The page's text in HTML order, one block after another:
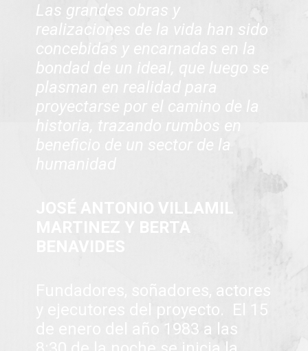
Las grandes obras y
realizaciones de la vida han sido
concebidas y encarnadas en la
bondad de un ideal, que luego se
plasman en realidad para
proyectarse por el camino de la
historia, trazando rumbos en
beneficio de un sector de la
JOSÉ ANTONIO VILLAMIL
MARTINEZ Y BERTA
BENAVIDES
Fundadores, soñadores, actores
y ejecutores del proyecto. El 15
de enero del año 1983 a las